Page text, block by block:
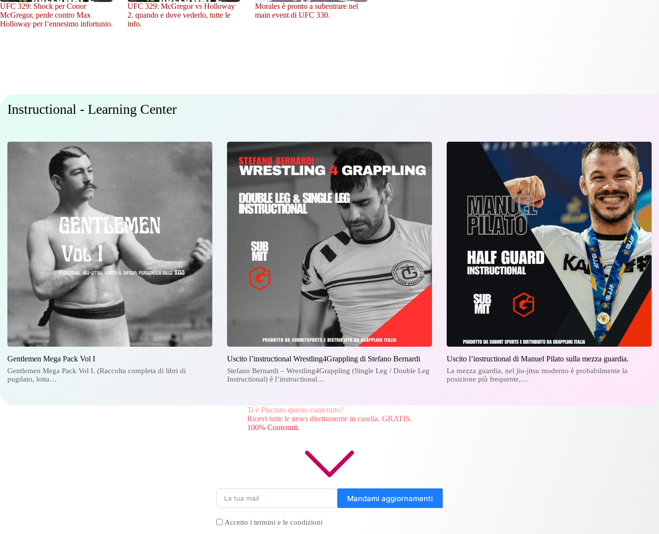
UFC 329: Shock per Conor
McGregor, perde contro Max
Holloway per l’ennesimo infortunio.
UFC 329: McGregor vs Holloway
2. quando e dove vederlo, tutte le
info.
Morales è pronto a subentrare nel
main event di UFC 330.
Instructional - Learning Center
Gentlemen Mega Pack Vol I
Gentlemen Mega Pack Vol I. (Raccolta completa di libri di
pugilato, lotta…
Uscito l’instructional Wrestling4Grappling di Stefano Bernardi
Stefano Bernardi – Wrestling4Grappling (Single Leg / Double Leg
Instructional) è l’instructional…
Uscito l’instructional di Manuel Pilato sulla mezza guardia.
La mezza guardia, nel jiu-jitsu moderno è probabilmente la
posizione più frequente,…
Ti è Piaciuto questo contenuto?
Ricevi tutte le news direttamente in casella. GRATIS.
100% Contenuti.
Mandami aggiornamenti
Accetto i termini e le condizioni